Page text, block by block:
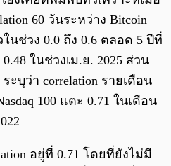
60 วันระหว่าง Bitcoin
ในช่วง 0.0 ถึง 0.6 ตลอด 5 ปีที่
ในช่วงเม.ย. 2025 ส่วน
ะบุว่า correlation รายเดือน
100 แตะ 0.71 ในเดือน
อยู่ที่ 0.71 โดยที่ยังไม่มี